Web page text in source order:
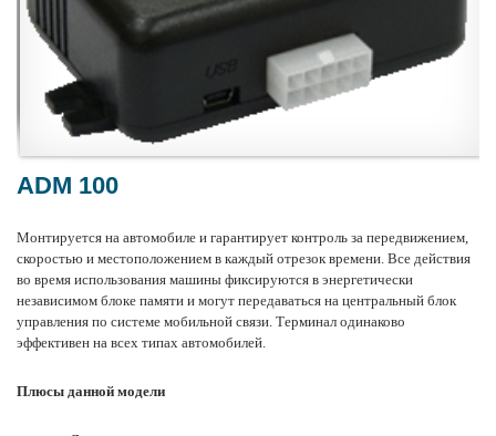
ADM 100
Монтируется на автомобиле и гарантирует контроль за передвижением,
скоростью и местоположением в каждый отрезок времени. Все действия
во время использования машины фиксируются в энергетически
независимом блоке памяти и могут передаваться на центральный блок
управления по системе мобильной связи. Терминал одинаково
эффективен на всех типах автомобилей.
Плюсы данной модели